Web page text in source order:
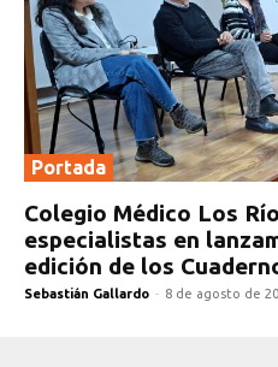
Portada
Colegio Médico Los
especialistas en
edición de los
Sebastián Gallardo - 8 de agosto de